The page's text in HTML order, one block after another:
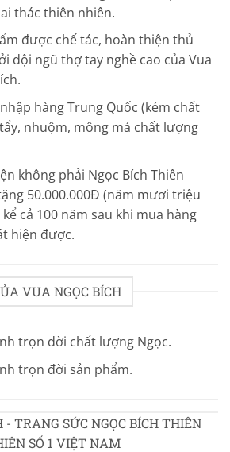
thác thiên nhiên.
được chế tác, hoàn thiện thủ
đội ngũ thợ tay nghề cao của Vua
hàng Trung Quốc (kém chất
nhuộm, mông má chất lượng
không phải Ngọc Bích Thiên
50.000.000Đ (năm mươi triệu
cả 100 năm sau khi mua hàng
hiện được.
VUA NGỌC BÍCH
trọn đời chất lượng Ngọc.
trọn đời sản phẩm.
- TRANG SỨC NGỌC BÍCH THIÊN
SỐ 1 VIỆT NAM